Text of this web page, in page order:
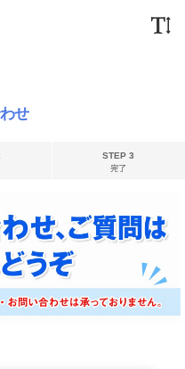
せ
STEP 3
完了